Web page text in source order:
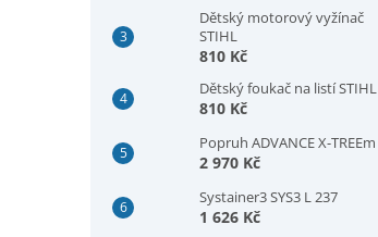
Dětský motorový vyžínač
STIHL
810 Kč
Dětský foukač na listí STIHL
810 Kč
Popruh ADVANCE X-TREEm
2 970 Kč
Systainer3 SYS3 L 237
1 626 Kč